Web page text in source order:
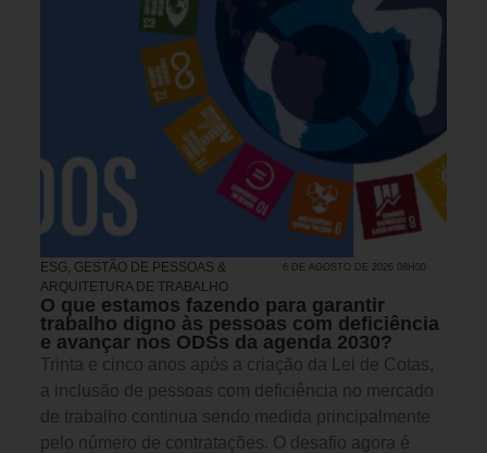
ESG GESTÃO DE PESSOAS &
ARQUITETURA DE TRABALHO
6 DE AGOSTO DE 2026 08H00
O que estamos fazendo para garantir
trabalho digno às pessoas com deficiência
e avançar nos ODSs da agenda 2030?
Trinta e cinco anos após a criação da Lei de Cotas,
a inclusão de pessoas com deficiência no mercado
de trabalho continua sendo medida principalmente
pelo número de contratações. O desafio agora é